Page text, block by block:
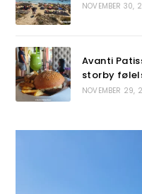
NOVEMBER 30,
Avanti
storby
NOVEMBER 29,